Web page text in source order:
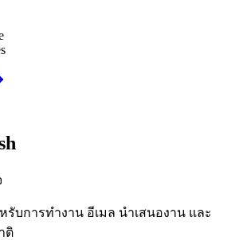
บการทำงาน อีเมล นำเสนองาน และ
ติ